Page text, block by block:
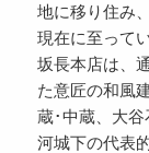
地に移り住み
現在に至ってい
坂長本店は、
た意匠の和風
蔵･中蔵、大
河城下の代表